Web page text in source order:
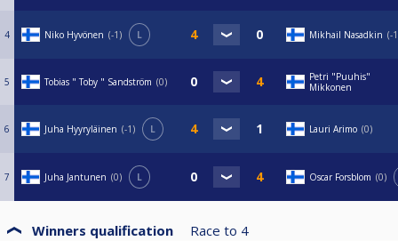
4 Niko Hyvönen -1 L Mikhail Nasadkin -1
5 Tobias " Toby " Sandström 0
Petri "Puuhis"
Mikkonen
6 Juha Hyyryläinen -1 L Lauri Arimo 0
7 Juha Jantunen 0 L Oscar Forsblom 0
Winners qualification Race to 4